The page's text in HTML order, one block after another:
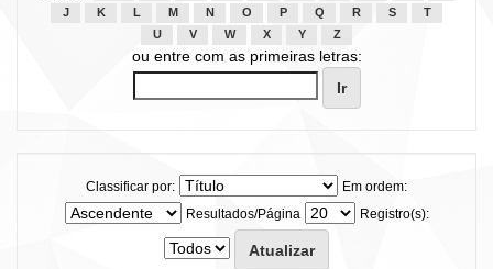
J
K L M N O P Q R S
T
U
V W X Y Z
ou entre com as primeiras letras:
Classificar por:
Em ordem:
Resultados/Página
Registro(s):